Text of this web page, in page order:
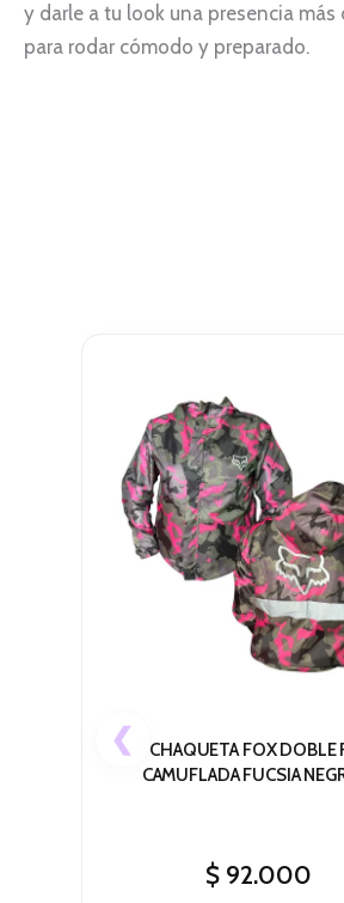
y darle a tu look una presencia
para rodar cómodo y preparado.
CHAQUETA FOX DOBLE
CAMUFLADA FUCSIA
$ 92.000
❮